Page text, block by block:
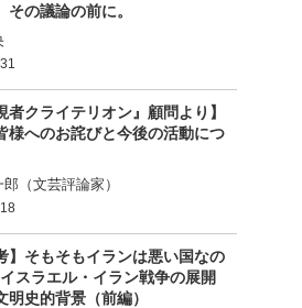
その議論の前に。
者クライテリオン』顧問より】
様へのお詫びと今後の活動につ
（文芸評論家）
】そもそもイランは悪い国なの
スラエル・イラン戦争の展開
明史的背景（前編）